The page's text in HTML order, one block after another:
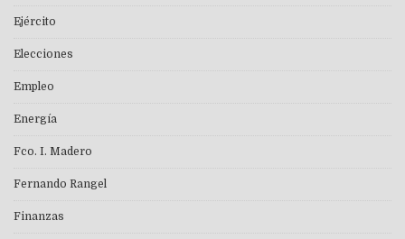
Ejército
Elecciones
Empleo
Energía
Fco. I. Madero
Fernando Rangel
Finanzas